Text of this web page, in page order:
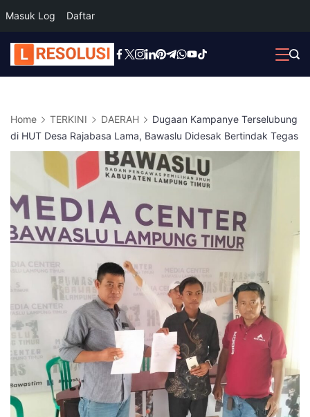
Masuk Log Daftar
Skip
to
Home TERKINI DAERAH
Dugaan Kampanye Terselubung
di HUT Desa Rajabasa Lama, Bawaslu Didesak Bertindak Tegas